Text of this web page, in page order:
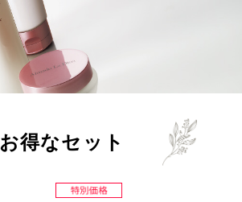
お得なセット